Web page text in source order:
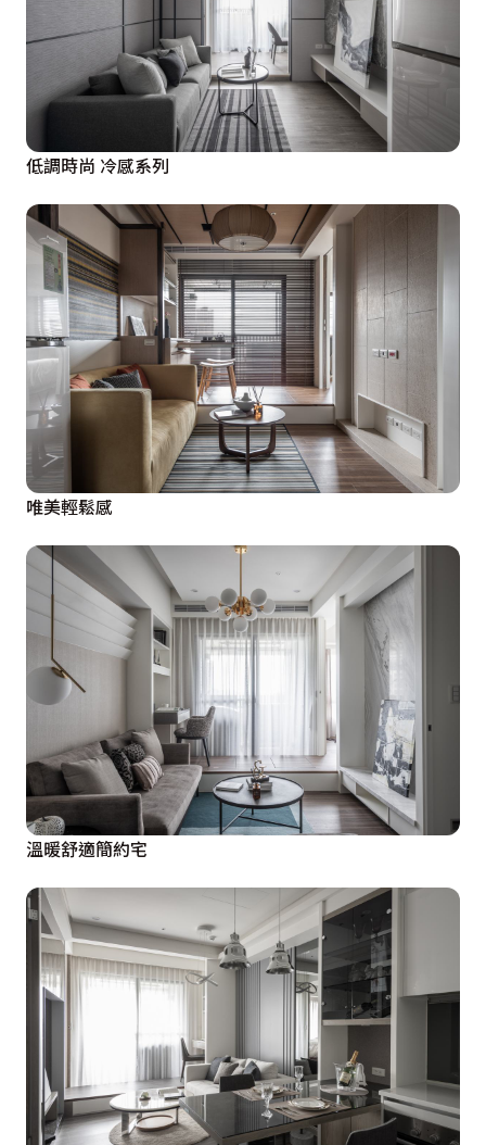
低調時尚 冷感系列
唯美輕鬆感
溫暖舒適簡約宅